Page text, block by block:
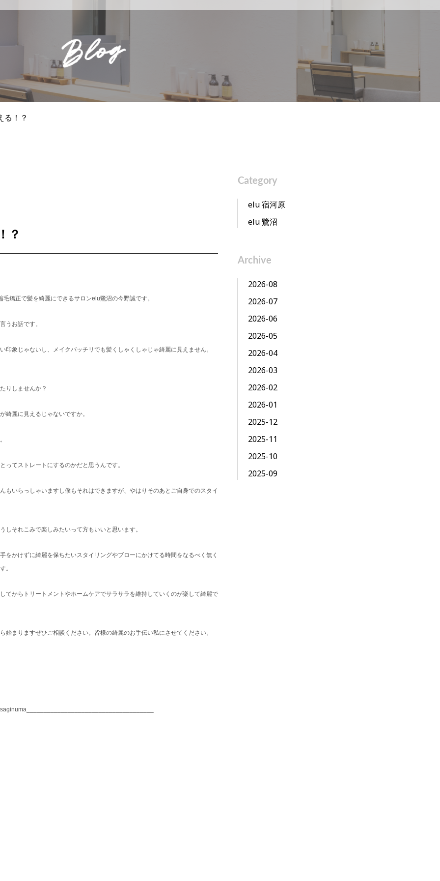
Blog
る！？
？
矯正で髪を綺麗にできるサロンelu鷺沼の今野誠です。
うお話です。
印象じゃないし、メイクバッチリでも髪くしゃくしゃじゃ綺麗に見えません。
りしませんか？
綺麗に見えるじゃないですか。
ってストレートにするのかだと思うんです。
もいらっしゃいますし僕もそれはできますが、やはりそのあとご自身でのスタイ
それこみで楽しみたいって方もいいと思います。
をかけずに綺麗を保ちたいスタイリングやブローにかけてる時間をなるべく無く
。
てからトリートメントやホームケアでサラサラを維持していくのが楽して綺麗で
始まりますぜひご相談ください。皆様の綺麗のお手伝い私にさせてください。
Category
elu 宿河原
elu 鷺沼
Archive
2026-08
2026-07
2026-06
2026-05
2026-04
2026-03
2026-02
2026-01
2025-12
2025-11
2025-10
2025-09